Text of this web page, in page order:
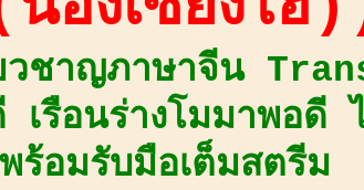
ยวชาญภาษาจีน
เรือนร่างโมมาพอดี
พร้อมรับมือเต็มสตรีม